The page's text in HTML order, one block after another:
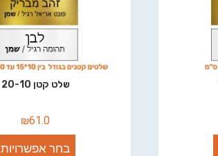
שלט קטן 20-10
₪61.0
בחר אפשרויות